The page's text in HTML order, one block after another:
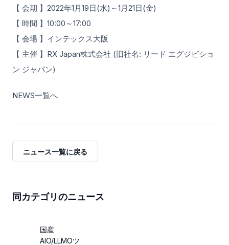
【 会期 】2022年1月19日(水)～1月21日(金)
【 時間 】10:00～17:00
【 会場 】インテックス大阪
【 主催 】RX Japan株式会社 (旧社名: リード エグジビショ
ン ジャパン)
NEWS一覧へ
ニュース一覧に戻る
同カテゴリのニュース
国産
AIO/LLMOツ